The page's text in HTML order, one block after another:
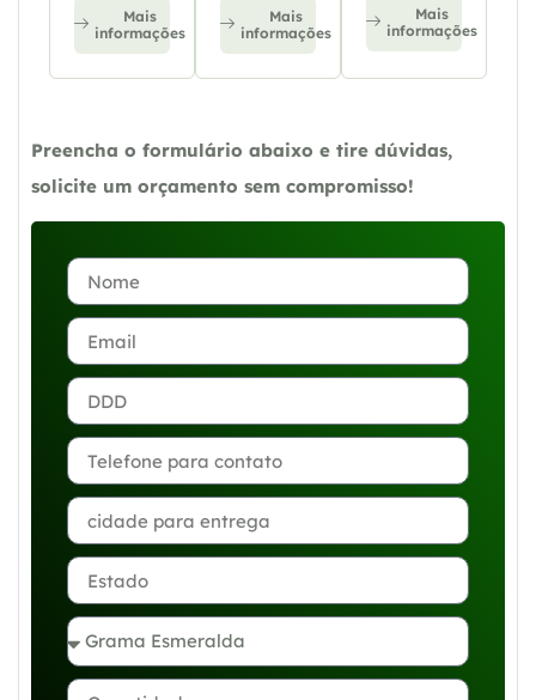
Mais
informações
Mais
informações
Mais
informações
Preencha o formulário abaixo e tire dúvidas,
solicite um orçamento sem compromisso!